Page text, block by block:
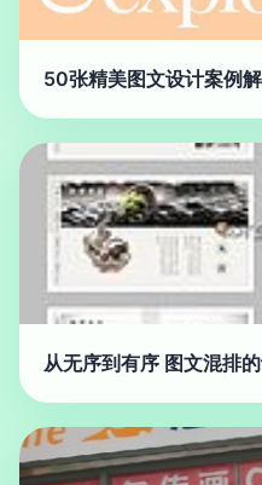
50张精美图文设计案例
从无序到有序 图文混排